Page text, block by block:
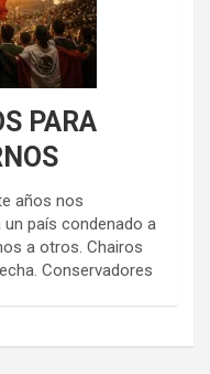
PARA
años nos
país condenado a
a otros. Chairos
Conservadores